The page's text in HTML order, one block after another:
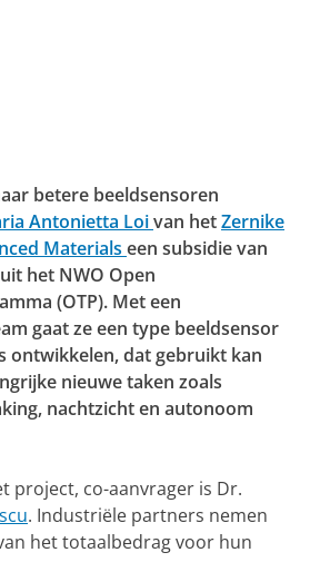
betere beeldsensoren
Antonietta Loivan hetZernike
Materials een subsidie van
het NWO Open
(OTP). Met een
gaat ze een type beeldsensor
ontwikkelen, dat gebruikt kan
nieuwe taken zoals
nachtzicht en autonoom
project, co-aanvrager is Dr.
. Industriële partners nemen
van het totaalbedrag voor hun